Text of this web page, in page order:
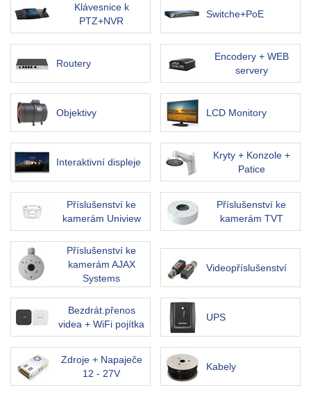
Klávesnice k
PTZ+NVR
Switche+PoE
Routery
Encodery + WEB
servery
Objektivy LCD Monitory
Interaktivní displeje
Kryty + Konzole +
Patice
Příslušenství ke
kamerám Uniview
Příslušenství ke
kamerám TVT
Příslušenství ke
kamerám AJAX
Systems
Videopříslušenství
Bezdrát.přenos
videa + WiFi pojítka
UPS
Zdroje + Napaječe
12 - 27V
Kabely